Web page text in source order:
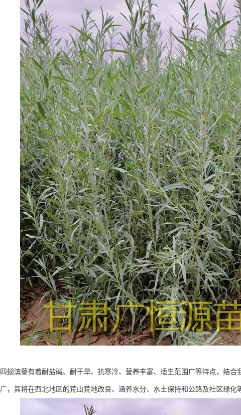
四翅滨藜有着耐盐碱、耐干旱、抗寒冷、营养丰富、适生范围广等特点，结
广，其将在西北地区的荒山荒地改良、涵养水分、水土保持和公路及社区绿化